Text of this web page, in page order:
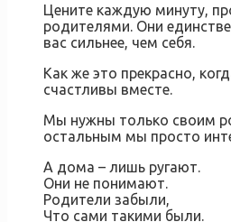
Цените каждую минуту,
родителями. Они
вас сильнее, чем себя.
Как же это прекрасно,
счастливы вместе.
Мы нужны только своим
остальным мы просто
А дома – лишь ругают.
Они не понимают.
Родители забыли,
Что сами такими были.